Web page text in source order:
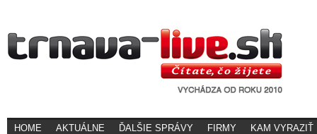
HOME AKTUÁLNE ĎALŠIE SPRÁVY FIRMY KAM VYRAZIŤ